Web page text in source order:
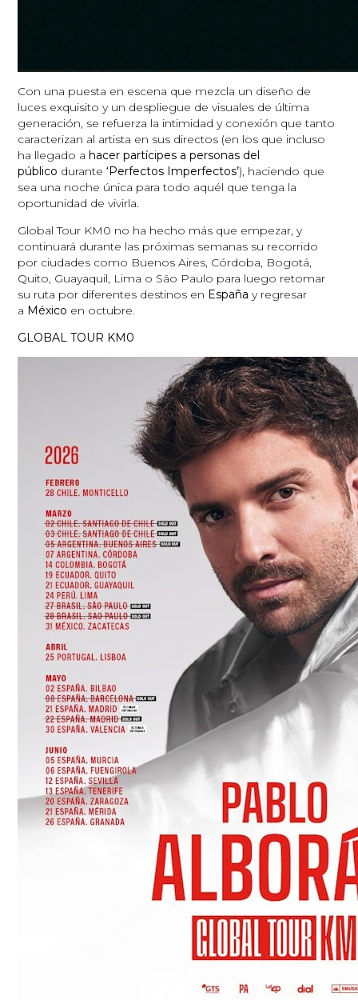
Con una puesta en escena que mezcla un diseño de
luces exquisito y un despliegue de visuales de última
generación, se refuerza la intimidad y conexión que tanto
caracterizan al artista en sus directos (en los que incluso
ha llegado ahacer partícipes a personas del
público durante‘Perfectos Imperfectos’), haciendo que
sea una noche única para todo aquél que tenga la
oportunidad de vivirla.
Global Tour KM0 no ha hecho más que empezar, y
continuará durante las próximas semanas su recorrido
por ciudades como Buenos Aires, Córdoba, Bogotá,
Quito, Guayaquil, Lima o São Paulo para luego retomar
su ruta por diferentes destinos en Españay regresar
a México en octubre.
GLOBAL TOUR KM0